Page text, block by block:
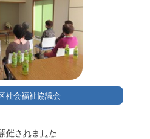
社会福祉協議会
催されました